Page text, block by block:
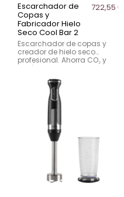
Escarchador de
Copas y
Fabricador Hielo
Seco Cool Bar 2
722,55 €
Escarchador de copas y
creador de hielo seco
profesional. Ahorra CO₂ y
enfría con impacto. Ideal
eventos premium.